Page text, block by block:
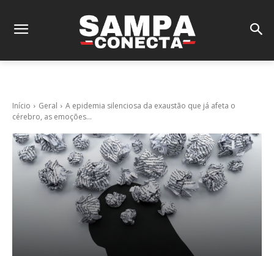
Início Geral
A epidemia silenciosa da exaustão que já afeta o
cérebro, as emoções...